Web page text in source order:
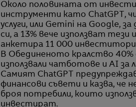
Около половината от
инструменти като ChatGPT,
услуги, или Gemini на Google,
си, а 13% вече използват
анкетира 11 000
В Обединеното кралство 40%
използвали чатботове и AI за
Самият ChatGPT
финансови съвети и казва, че
броя потребили, които
инвестират.